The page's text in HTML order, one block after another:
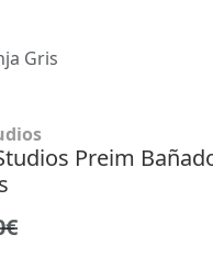
Gris
Preim